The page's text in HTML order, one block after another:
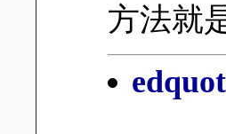
方法就